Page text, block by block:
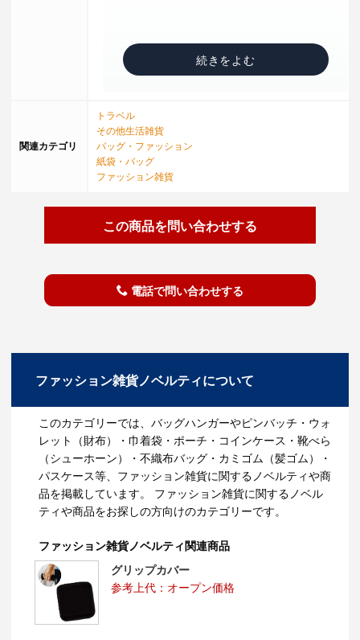
関連カテゴリ
トラベル
その他生活雑貨
バッグ・ファッション
紙袋・バッグ
ファッション雑貨
この商品を問い合わせする
電話で問い合わせする
ファッション雑貨ノベルティについて
このカテゴリーでは、バッグハンガーやピンバッチ・ウォ
レット（財布）・巾着袋・ポーチ・コインケース・靴べら
（シューホーン）・不織布バッグ・カミゴム（髪ゴム）・
パスケース等、ファッション雑貨に関するノベルティや商
品を掲載しています。 ファッション雑貨に関するノベル
ティや商品をお探しの方向けのカテゴリーです。
ファッション雑貨ノベルティ関連商品
グリップカバー
参考上代：オープン価格